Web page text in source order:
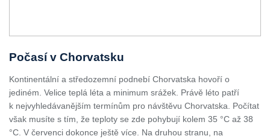
Počasí v Chorvatsku
Kontinentální a středozemní podnebí Chorvatska hovoří o
jediném. Velice teplá léta a minimum srážek. Právě léto patří
k nejvyhledávanějším termínům pro návštěvu Chorvatska. Počítat
však musíte s tím, že teploty se zde pohybují kolem 35 °C až 38
°C. V červenci dokonce ještě více. Na druhou stranu, na